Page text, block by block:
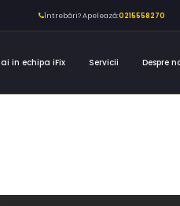
Întrebări? Apelează:0215558270
in echipa iFix Servicii Despre